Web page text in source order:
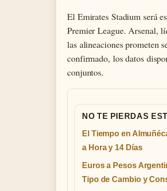
El Emirates Stadium será
Premier League. Arsenal,
las alineaciones prometen
confirmado, los datos
conjuntos.
NO TE PIERDAS
El Tiempo en
a Hora y 14 Días
Euros a Pesos
Tipo de Cambio y